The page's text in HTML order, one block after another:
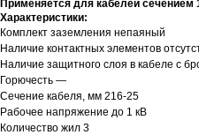
Применяется для кабелей сечением
Характеристики:
Комплект заземления непаяный
Наличие контактных элементов
Наличие защитного слоя в кабеле с
Горючесть —
Сечение кабеля, мм 216-25
Рабочее напряжение до 1 кВ
Количество жил 3